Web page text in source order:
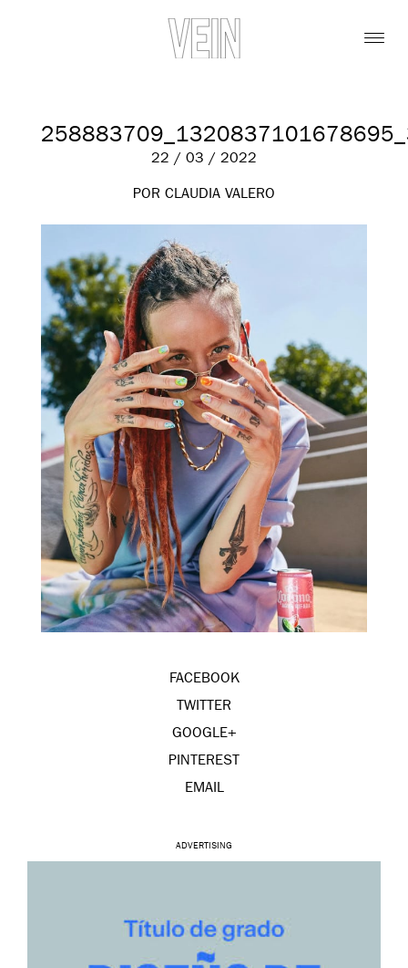
22 / 03 / 2022
POR CLAUDIA VALERO
FACEBOOK
TWITTER
GOOGLE+
PINTEREST
EMAIL
ADVERTISING